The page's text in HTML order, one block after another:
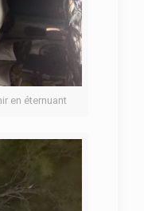
en éternuant